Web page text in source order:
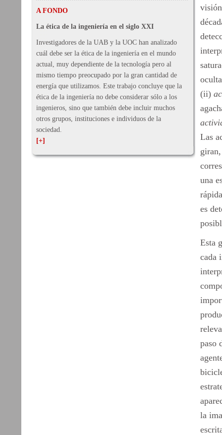
A FONDO
La ética de la ingeniería en el siglo XXI
Investigadores de la UAB y la UOC han analizado
cuál debe ser la ética de la ingeniería en el mundo
actual, muy dependiente de la tecnología pero al
mismo tiempo preocupado por la gran cantidad de
energía que utilizamos. Este trabajo concluye que la
ética de la ingeniería no debe considerar sólo a los
ingenieros, sino que también debe incluir muchos
otros grupos, instituciones e individuos de la
sociedad.
[+]
(ii)
Las
una
es
Esta
cada
paso
la